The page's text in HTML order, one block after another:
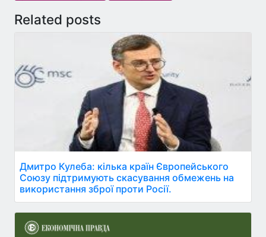
Related posts
Дмитро Кулеба: кілька країн Європейського
Союзу підтримують скасування обмежень на
використання зброї проти Росії.